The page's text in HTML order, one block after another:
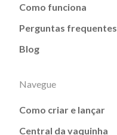
Como funciona
Perguntas frequentes
Blog
Navegue
Como criar e lançar
Central da vaquinha